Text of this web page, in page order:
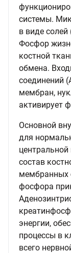
системы.
в виде
Фосфор
костной
обмена.
соединений
мембран,
активирует
Основной
для
состав
мембранных
фосфора
энергии,
процессы в
всего